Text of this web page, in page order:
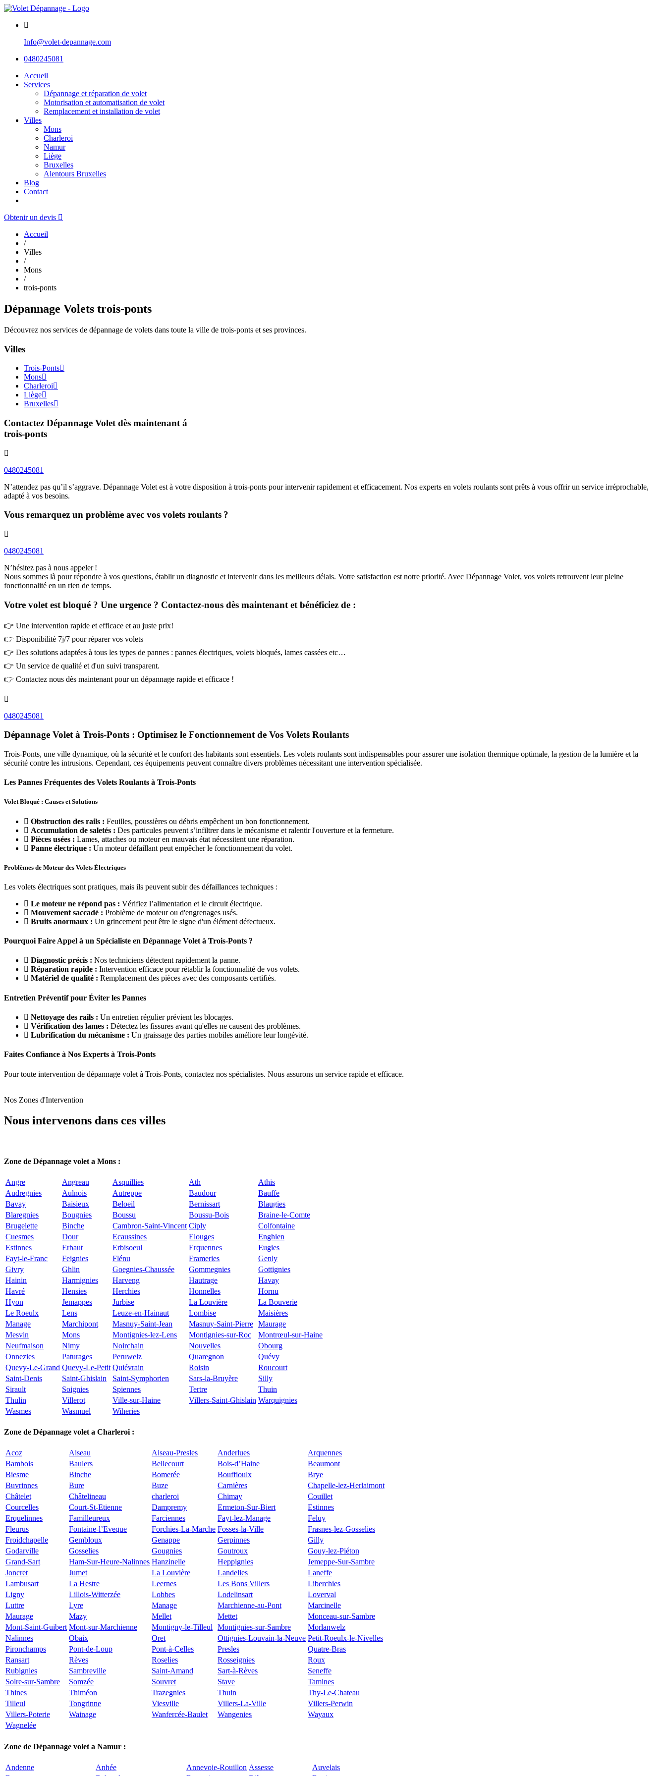
Info@volet-depannage.com
0480245081
Accueil
Services
Dépannage et réparation de volet
Motorisation et automatisation de volet
Remplacement et installation de volet
Villes
Mons
Charleroi
Namur
Liège
Bruxelles
Alentours Bruxelles
Blog
Contact
Obtenir un devis
Accueil
/
Villes
/
Mons
/
trois-ponts
Dépannage Volets trois-ponts
Découvrez nos services de dépannage de volets dans toute la ville de trois-ponts et ses provinces.
Villes
Trois-Ponts
Mons
Charleroi
Liège
Bruxelles
Contactez Dépannage Volet dès maintenant á
trois-ponts
0480245081
N’attendez pas qu’il s’aggrave. Dépannage Volet est à votre disposition à trois-ponts pour intervenir rapidement et efficacement. Nos experts en volets roulants sont prêts à vous offrir un service irréprochable,
adapté à vos besoins.
Vous remarquez un problème avec vos volets roulants ?
0480245081
N’hésitez pas à nous appeler !
Nous sommes là pour répondre à vos questions, établir un diagnostic et intervenir dans les meilleurs délais. Votre satisfaction est notre priorité. Avec Dépannage Volet, vos volets retrouvent leur pleine
fonctionnalité en un rien de temps.
Votre volet est bloqué ? Une urgence ? Contactez-nous dès maintenant et bénéficiez de :
👉 Une intervention rapide et efficace et au juste prix!
👉 Disponibilité 7j/7 pour réparer vos volets
👉 Des solutions adaptées à tous les types de pannes : pannes électriques, volets bloqués, lames cassées etc…
👉 Un service de qualité et d'un suivi transparent.
👉 Contactez nous dès maintenant pour un dépannage rapide et efficace !
0480245081
Dépannage Volet à Trois-Ponts : Optimisez le Fonctionnement de Vos Volets Roulants
Trois-Ponts, une ville dynamique, où la sécurité et le confort des habitants sont essentiels. Les volets roulants sont indispensables pour assurer une isolation thermique optimale, la gestion de la lumière et la
sécurité contre les intrusions. Cependant, ces équipements peuvent connaître divers problèmes nécessitant une intervention spécialisée.
Les Pannes Fréquentes des Volets Roulants à Trois-Ponts
Volet Bloqué : Causes et Solutions
Obstruction des rails : Feuilles, poussières ou débris empêchent un bon fonctionnement.
Accumulation de saletés : Des particules peuvent s’infiltrer dans le mécanisme et ralentir l'ouverture et la fermeture.
Pièces usées : Lames, attaches ou moteur en mauvais état nécessitent une réparation.
Panne électrique : Un moteur défaillant peut empêcher le fonctionnement du volet.
Problèmes de Moteur des Volets Électriques
Les volets électriques sont pratiques, mais ils peuvent subir des défaillances techniques :
Le moteur ne répond pas : Vérifiez l’alimentation et le circuit électrique.
Mouvement saccadé : Problème de moteur ou d'engrenages usés.
Bruits anormaux : Un grincement peut être le signe d'un élément défectueux.
Pourquoi Faire Appel à un Spécialiste en Dépannage Volet à Trois-Ponts ?
Diagnostic précis : Nos techniciens détectent rapidement la panne.
Réparation rapide : Intervention efficace pour rétablir la fonctionnalité de vos volets.
Matériel de qualité : Remplacement des pièces avec des composants certifiés.
Entretien Préventif pour Éviter les Pannes
Nettoyage des rails : Un entretien régulier prévient les blocages.
Vérification des lames : Détectez les fissures avant qu'elles ne causent des problèmes.
Lubrification du mécanisme : Un graissage des parties mobiles améliore leur longévité.
Faites Confiance à Nos Experts à Trois-Ponts
Pour toute intervention de dépannage volet à Trois-Ponts, contactez nos spécialistes. Nous assurons un service rapide et efficace.
Nos Zones d'Intervention
Nous intervenons dans ces villes
Zone de Dépannage volet a Mons :
Angre Angreau Asquillies Ath
Athis
Audregnies
Aulnois Autreppe Baudour
Bauffe
Bavay
Baisieux Beloeil Bernissart
Blaugies
Blaregnies
Bougnies Boussu Boussu-Bois
Braine-le-Comte
Brugelette
Binche Cambron-Saint-Vincent Ciply
Colfontaine
Cuesmes
Dour Ecaussines Elouges
Enghien
Estinnes
Erbaut Erbisoeul Erquennes
Eugies
Fayt-le-Franc
Feignies Flénu Frameries
Genly
Givry
Ghlin Goegnies-Chaussée Gommegnies
Gottignies
Hainin
Harmignies Harveng Hautrage
Havay
Havré
Hensies Herchies Honnelles
Hornu
Hyon
Jemappes Jurbise La Louvière
La Bouverie
Le Roeulx
Lens Leuze-en-Hainaut Lombise
Maisières
Manage
Marchipont Masnuy-Saint-Jean Masnuy-Saint-Pierre Maurage
Mesvin
Mons Montignies-lez-Lens Montignies-sur-Roc
Montrœul-sur-Haine
Neufmaison
Nimy Noirchain Nouvelles
Obourg
Onnezies
Paturages Peruwelz Quaregnon
Quévy
Quevy-Le-Grand Quevy-Le-Petit Quiévrain Roisin
Roucourt
Saint-Denis
Saint-Ghislain Saint-Symphorien Sars-la-Bruyère
Silly
Sirault
Soignies Spiennes Tertre
Thuin
Thulin
Villerot Ville-sur-Haine Villers-Saint-Ghislain Warquignies
Wasmes
Wasmuel Wiheries
Zone de Dépannage volet a Charleroi :
Acoz Aiseau Aiseau-Presles Anderlues
Arquennes
Bambois
Baulers Bellecourt Bois-d’Haine
Beaumont
Biesme
Binche Bomerée Bouffioulx
Brye
Buvrinnes
Bure Buze Carnières
Chapelle-lez-Herlaimont
Châtelet
Châtelineau charleroi Chimay
Couillet
Courcelles
Court-St-Etienne Dampremy Ermeton-Sur-Biert
Estinnes
Erquelinnes
Familleureux Farciennes Fayt-lez-Manage
Feluy
Fleurus
Fontaine-l’Eveque Forchies-La-Marche Fosses-la-Ville
Frasnes-lez-Gosselies
Froidchapelle
Gembloux Genappe Gerpinnes
Gilly
Godarville
Gosselies Gougnies Goutroux
Gouy-lez-Piéton
Grand-Sart
Ham-Sur-Heure-Nalinnes Hanzinelle Heppignies
Jemeppe-Sur-Sambre
Joncret
Jumet La Louvière Landelies
Laneffe
Lambusart
La Hestre Leernes Les Bons Villers
Liberchies
Ligny
Lillois-Witterzée Lobbes Lodelinsart
Loverval
Luttre
Lyre Manage Marchienne-au-Pont
Marcinelle
Maurage
Mazy Mellet Mettet
Monceau-sur-Sambre
Mont-Saint-Guibert Mont-sur-Marchienne Montigny-le-Tilleul Montignies-sur-Sambre
Morlanwelz
Nalinnes
Obaix Oret Ottignies-Louvain-la-Neuve Petit-Roeulx-le-Nivelles
Pironchamps
Pont-de-Loup Pont-à-Celles Presles
Quatre-Bras
Ransart
Rèves Roselies Rosseignies
Roux
Rubignies
Sambreville Saint-Amand Sart-à-Rèves
Seneffe
Solre-sur-Sambre
Somzée Souvret Stave
Tamines
Thines
Thiméon Trazegnies Thuin
Thy-Le-Chateau
Tilleul
Tongrinne Viesville Villers-La-Ville
Villers-Perwin
Villers-Poterie
Wainage Wanfercée-Baulet Wangenies
Wayaux
Wagnelée
Zone de Dépannage volet a Namur :
Andenne Anhée Annevoie-Rouillon Assesse
Auvelais